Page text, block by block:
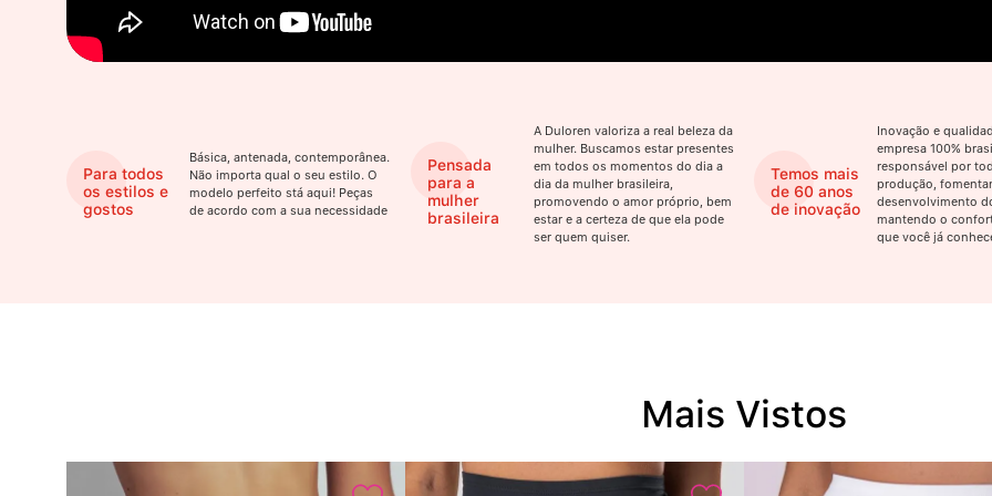
Para todos
os estilos e
gostos
Básica, antenada, contemporânea.
Não importa qual o seu estilo. O
modelo perfeito stá aqui! Peças
de acordo com a sua necessidade
Pensada
para a
mulher
brasileira
A Duloren valoriza a real beleza da
mulher. Buscamos estar presentes
em todos os momentos do dia a
dia da mulher brasileira,
promovendo o amor próprio, bem
estar e a certeza de que ela pode
ser quem quiser.
Temos mais
de 60 anos
de inovação
Inovação e
empresa 100%
responsável por
produção,
desenvolvimento
mantendo o
que você já
Mais Vistos